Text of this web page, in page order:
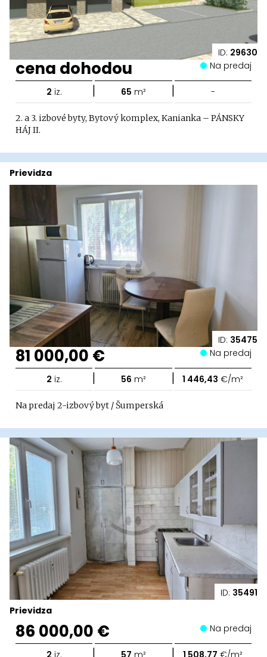
ID: 29630
cena dohodou Na predaj
2 iz. | 65 m² | -
2. a 3. izbové byty, Bytový komplex, Kanianka – PÁNSKY
HÁJ II.
ID: 35475
Prievidza
81 000,00 € Na predaj
2 iz. | 56 m² | 1 446,43 €/m²
Na predaj 2-izbový byt / Šumperská
ID: 35491
Prievidza
86 000,00 € Na predaj